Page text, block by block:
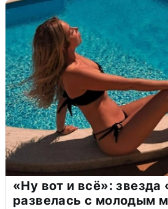
«Ну вот и всё»:
развелась с молодым